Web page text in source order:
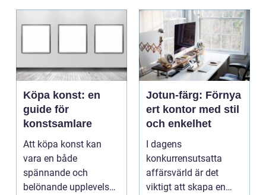
Köpa konst: en
guide för
konstsamlare
Att köpa konst kan
vara en både
spännande och
belönande upplevelse.
Jotun-färg: Förnya
ert kontor med stil
och enkelhet
I dagens
konkurrensutsatta
affärsvärld är det
viktigt att skapa en